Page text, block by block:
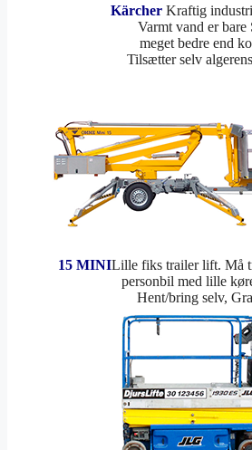
Kärcher Kraftig
Varmt vand er bare
meget bedre end
Tilsætter selv
15 MINILille fiks trailer lift. Må
personbil med lille
Hent/bring selv,